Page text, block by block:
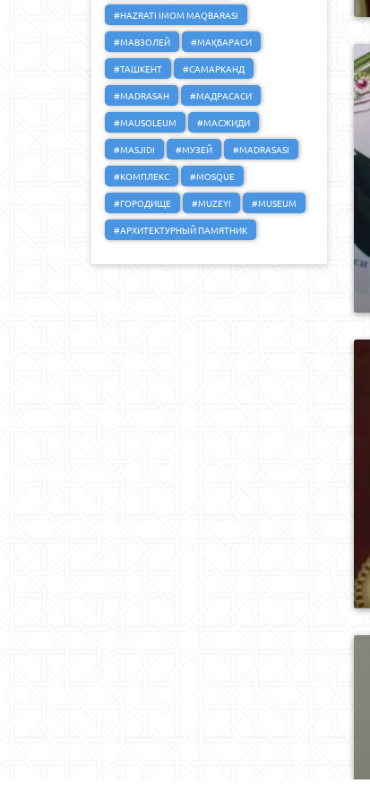
#HAZRATI IMOM MAQBARASI
#МАВЗОЛЕЙ
#МАҚБАРАСИ
#ТАШКЕНТ
#САМАРКАНД
#MADRASAH
#МАДРАСАСИ
#MAUSOLEUM
#МАСЖИДИ
#MASJIDI
#МУЗЕЙ
#MADRASASI
#КОМПЛЕКС
#MOSQUE
#ГОРОДИЩЕ
#MUZEYI
#MUSEUM
#АРХИТЕКТУРНЫЙ ПАМЯТНИК